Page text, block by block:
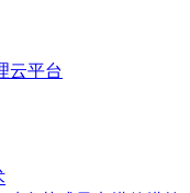
云平台